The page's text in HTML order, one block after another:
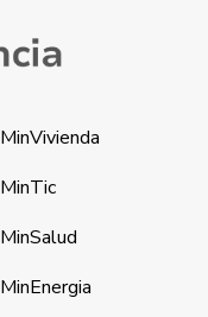
MinVivienda
MinTic
MinSalud
MinEnergia